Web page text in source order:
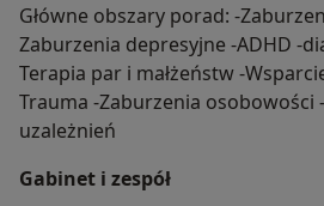
Główne obszary porad: -
Zaburzenia depresyjne -ADHD -
Terapia par i małżeństw -
Trauma -Zaburzenia osobowości
uzależnień
Gabinet i zespół